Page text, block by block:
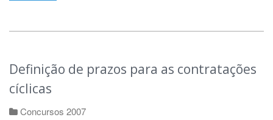
Definição de prazos para as contratações
cíclicas
Concursos 2007